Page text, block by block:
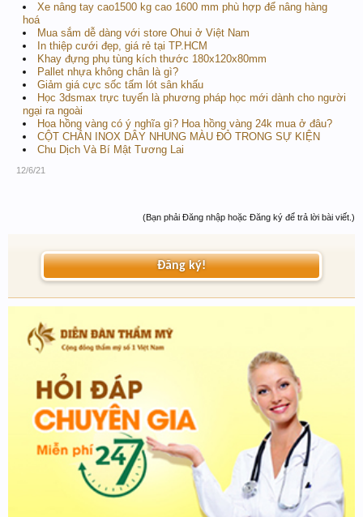
Xe nâng tay cao1500 kg cao 1600 mm phù hợp để nâng hàng
hoá
Mua sắm dễ dàng với store Ohui ở Việt Nam
In thiệp cưới đẹp, giá rẻ tại TP.HCM
Khay đựng phụ tùng kích thước 180x120x80mm
Pallet nhựa không chân là gì?
Giảm giá cực sốc tấm lót sân khấu
Học 3dsmax trực tuyến là phương pháp học mới dành cho người
ngại ra ngoài
Hoa hồng vàng có ý nghĩa gì? Hoa hồng vàng 24k mua ở đâu?
CỘT CHẮN INOX DÂY NHUNG MÀU ĐỎ TRONG SỰ KIỆN
Chu Dịch Và Bí Mật Tương Lai
12/6/21
(Bạn phải Đăng nhập hoặc Đăng ký để trả lời bài viết.)
Đăng ký!